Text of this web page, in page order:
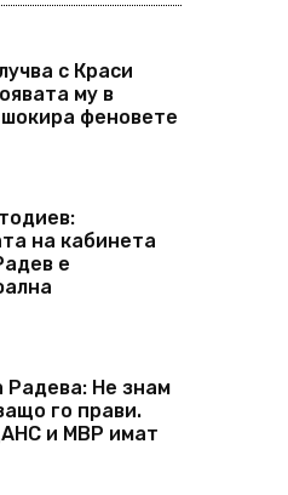
с Краси
му в
шокира феновете
на кабинета
е
Радева: Не знам
го прави.
и МВР имат